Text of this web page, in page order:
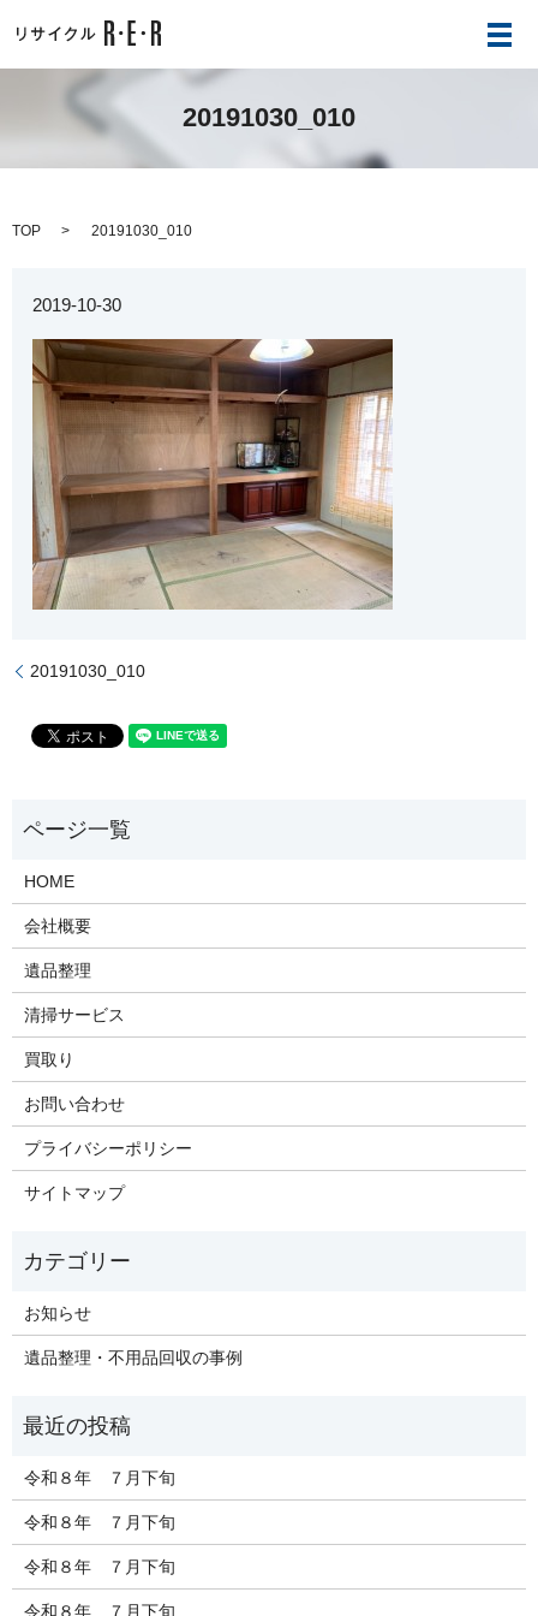
メ
20191030_010
TOP 20191030_010
2019-10-30
20191030_010
HOME
会社概要
遺品整理
清掃サービス
買取り
お問い合わせ
プライバシーポリシー
サイトマップ
お知らせ
遺品整理・不用品回収の事例
令和８年 ７月下旬
令和８年 ７月下旬
令和８年 ７月下旬
令和８年 ７月下旬